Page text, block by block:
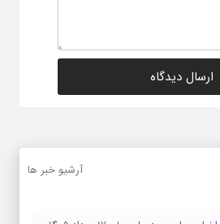
آرشیو خبر ها